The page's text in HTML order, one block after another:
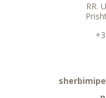
RR.